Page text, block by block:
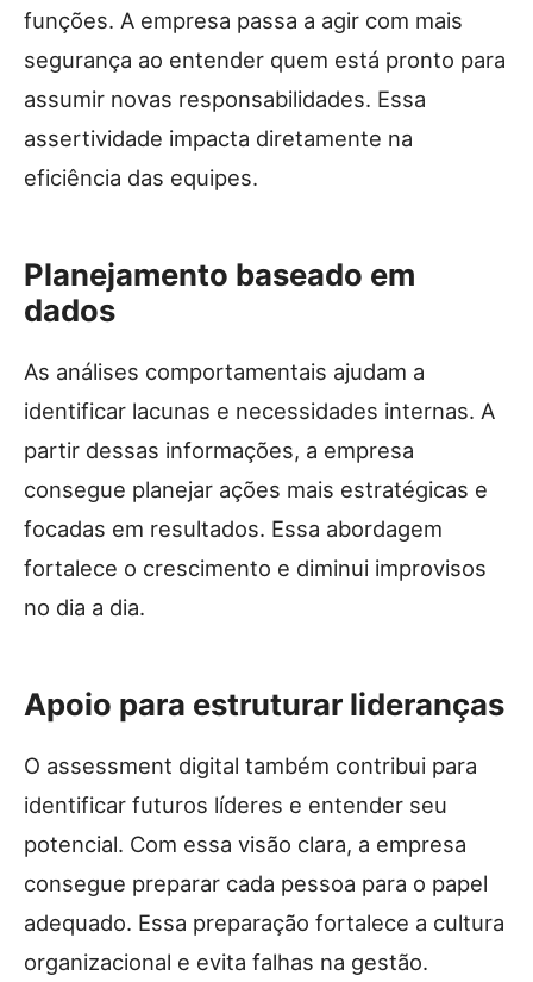
funções. A empresa passa a agir com mais
segurança ao entender quem está pronto para
assumir novas responsabilidades. Essa
assertividade impacta diretamente na
eficiência das equipes.
Planejamento baseado em
dados
As análises comportamentais ajudam a
identificar lacunas e necessidades internas. A
partir dessas informações, a empresa
consegue planejar ações mais estratégicas e
focadas em resultados. Essa abordagem
fortalece o crescimento e diminui improvisos
no dia a dia.
Apoio para estruturar lideranças
O assessment digital também contribui para
identificar futuros líderes e entender seu
potencial. Com essa visão clara, a empresa
consegue preparar cada pessoa para o papel
adequado. Essa preparação fortalece a cultura
organizacional e evita falhas na gestão.